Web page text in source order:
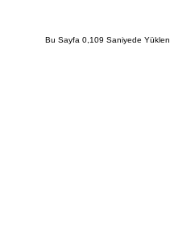
Bu Sayfa 0,109 Saniyede